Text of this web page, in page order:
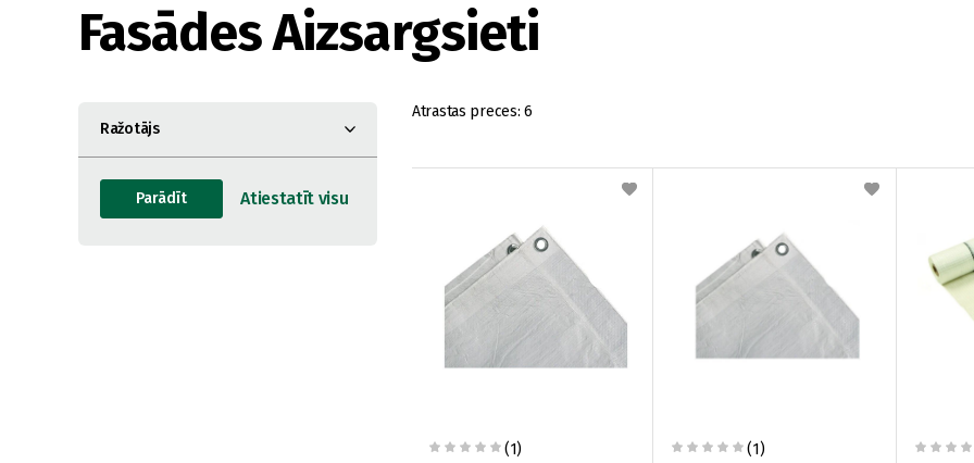
Fasādes Aizsargsieti
Ražotājs
Atrastas preces: 6
(1)
(1)